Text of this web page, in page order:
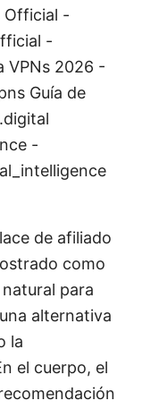
Official -
-
VPNs 2026 -
Guía de
-
de afiliado
como
para
alternativa
la
el cuerpo, el